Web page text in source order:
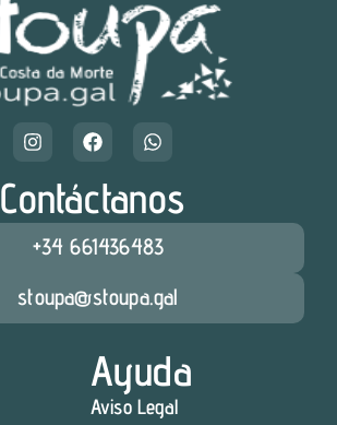
Ayuda
Aviso Legal
Contáctanos
+34 661436483
stoupa@stoupa.gal